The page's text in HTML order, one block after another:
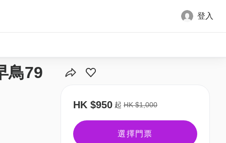
登入
鳥79
HK $950 起 HK $1,000
選擇門票